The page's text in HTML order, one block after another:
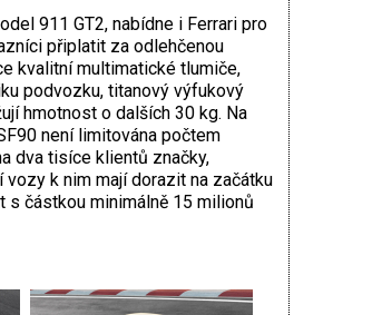
911 GT2, nabídne i Ferrari pro
připlatit za odlehčenou
kvalitní multimatické tlumiče,
podvozku, titanový výfukový
hmotnost o dalších 30 kg. Na
není limitována počtem
dva tisíce klientů značky,
k nim mají dorazit na začátku
s částkou minimálně 15 milionů